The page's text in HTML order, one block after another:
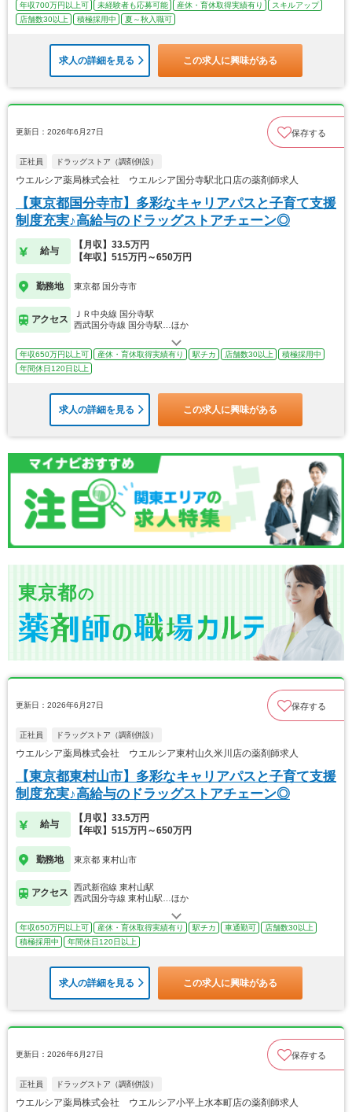
年収700万円以上可 未経験者も応募可能 産休・育休取得実績有り
スキルアップ
店舗数30以上
積極採用中 夏～秋入職可
求人の詳細を見る この求人に興味がある
更新日：2026年6月27日 保存する
正社員 ドラッグストア（調剤併設）
ウエルシア薬局株式会社 ウエルシア国分寺駅北口店の薬剤師求人
【東京都国分寺市】多彩なキャリアパスと子育て支援
制度充実♪高給与のドラッグストアチェーン◎
給与
【月収】33.5万円
【年収】515万円～650万円
勤務地 東京都 国分寺市
アクセス
ＪＲ中央線 国分寺駅
西武国分寺線 国分寺駅…ほか
年収650万円以上可 産休・育休取得実績有り 駅チカ 店舗数30以上
積極採用中
年間休日120日以上
求人の詳細を見る この求人に興味がある
東京都の
更新日：2026年6月27日 保存する
正社員 ドラッグストア（調剤併設）
ウエルシア薬局株式会社 ウエルシア東村山久米川店の薬剤師求人
【東京都東村山市】多彩なキャリアパスと子育て支援
制度充実♪高給与のドラッグストアチェーン◎
給与
【月収】33.5万円
【年収】515万円～650万円
勤務地 東京都 東村山市
アクセス
西武新宿線 東村山駅
西武国分寺線 東村山駅…ほか
年収650万円以上可 産休・育休取得実績有り 駅チカ 車通勤可
店舗数30以上
積極採用中
年間休日120日以上
求人の詳細を見る この求人に興味がある
更新日：2026年6月27日 保存する
正社員 ドラッグストア（調剤併設）
ウエルシア薬局株式会社 ウエルシア小平上水本町店の薬剤師求人